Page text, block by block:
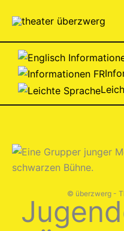
Inhalt
springen
© überzwerg -